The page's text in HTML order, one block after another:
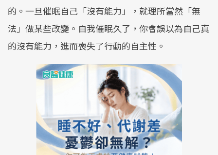
的。一旦催眠自己「沒有能力」，就理所當然「無
法」做某些改變。自我催眠久了，你會誤以為自己真
的沒有能力，進而喪失了行動的自主性。